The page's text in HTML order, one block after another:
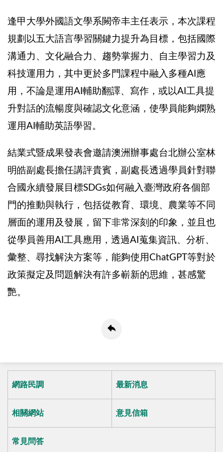
逢甲大學外國語文學系闕帝丰主任表示，本次課程
規劃以五大語言學習關鍵力提升為目標，包括國際
溝通力、文化融合力、趨勢掌握力、自主學習力及
科技運用力，其中更於多門課程中融入多種AI 應
用，不論是運用AI 輔助翻譯、寫作，或以AI
工具提
升對話的流暢度與確認文化意涵，使學員能夠嫻熟
運用AI 輔助英語學習。
結業式暨成果發表會邀請澳洲辦事處台北辦公室林
明皓副處長擔任講評貴賓，副處長透過學員針對聯
合國永續發展目標SDGs如何融入臺灣政府各個部
門的推動與執行，包括從教育、環境、農業等不同
層面的運用及發展，留下非常深刻的印象，並且也
從學員善用AI 工具應用，透過AI 蒐集資訊、分析、
彙整、尋找解決方案等，能夠使用 ChatGPT等對於
政策擬定及問題解決有許多嶄新的思維，甚感驚
艷。
網路民調 最新消息
相關網站 意見信箱
常見問答